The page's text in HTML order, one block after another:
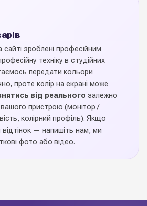
1 упаковці (10 шт)
8 дизайнів
Китай
робить композицію завершеною ще
сайті зроблені професійним
техніку в студійних
передати кольори
проте колір на екрані може
від реального залежно
пристрою (монітор /
колірний профіль). Якщо
— напишіть нам, ми
фото або відео.